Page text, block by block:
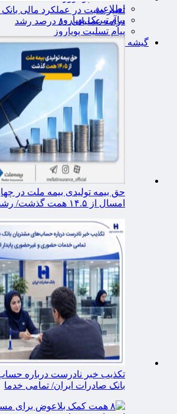
اطلاعیه
پیام تبریک پویاروز
پیام تسلیت پویاروز
گیشه روزنامه ها
تغییر مثبت در عملکرد مالی
درآمد عملیاتی ۸۰ درصد رشد
حق بیمه تولیدی بیمه ملت در
امسال از ۱۴.۵ همت گذشت/ رشد ۹
تکذیب خبر نادرست درباره
بانک صادرات ایران/ تمامی خدما